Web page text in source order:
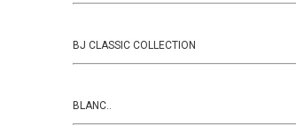
BJ CLASSIC COLLECTION
BLANC..